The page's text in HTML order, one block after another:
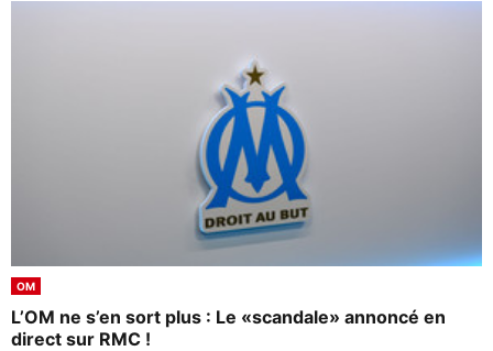
OM
L’OM ne s’en sort plus : Le «scandale» annoncé en
direct sur RMC !